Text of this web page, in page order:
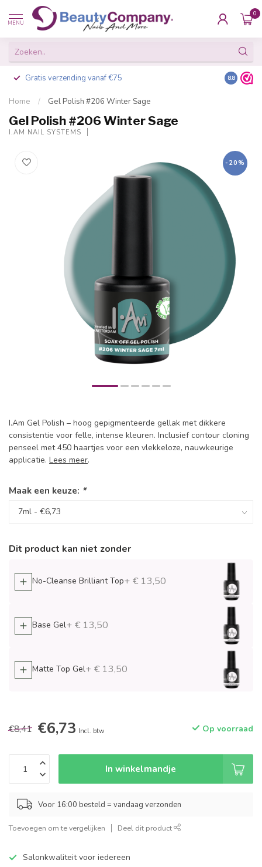
MENU
0
Gratis verzending vanaf €75 Besteld
8.8
Home / Gel Polish #206 Winter Sage
Gel Polish #206 Winter Sage
I.AM NAIL SYSTEMS
-20%
I.Am Gel Polish – hoog gepigmenteerde gellak met dikkere
consistentie voor felle, intense kleuren. Inclusief contour cloning
penseel met 450 haartjes voor een vlekkeloze, nauwkeurige
applicatie. Lees meer.
Maak een keuze: *
Dit product kan niet zonder
No-Cleanse Brilliant Top+ € 13,50
Base Gel+ € 13,50
Matte Top Gel+ € 13,50
€8,41 €6,73 Incl. btw Op voorraad
In winkelmandje
Voor 16:00 besteld = vandaag verzonden
Toevoegen om te vergelijken Deel dit product
Salonkwaliteit voor iedereen